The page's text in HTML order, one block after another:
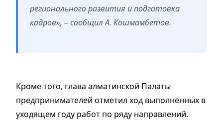
регионального развития и подготовка
кадров», – сообщил А. Кошмамбетов.
Кроме того, глава алматинской Палаты
предпринимателей отметил ход выполненных в
уходящем году работ по ряду направлений.